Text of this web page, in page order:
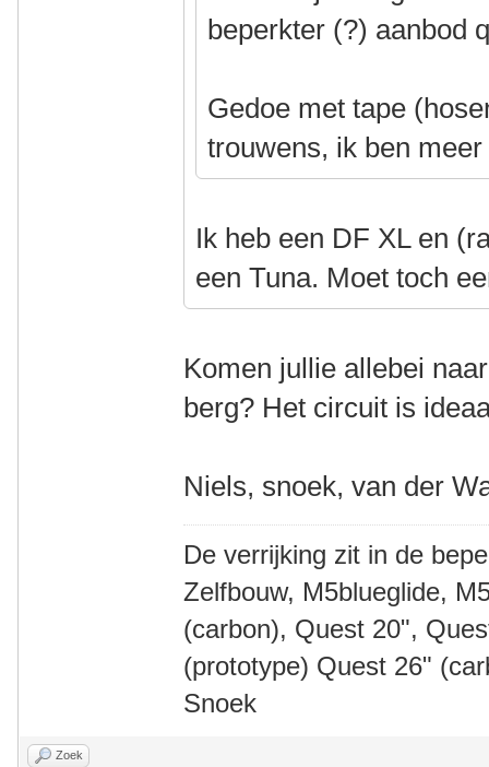
beperkter (?) aanbod
Gedoe met tape
trouwens, ik ben
Ik heb een DF XL en
een Tuna. Moet toch
Komen jullie allebei
berg? Het circuit is
Niels, snoek, van der
De verrijking zit in de
Zelfbouw, M5blueglide,
(carbon), Quest 20",
(prototype) Quest 26"
Snoek
Zoek